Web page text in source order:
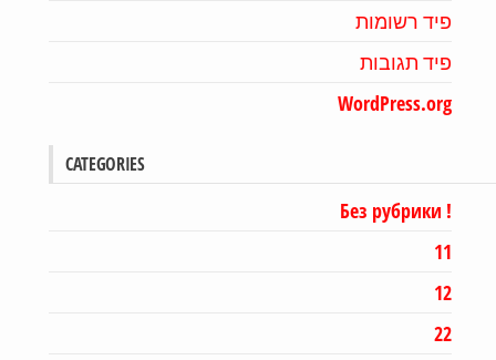
פיד רשומות
פיד תגובות
WordPress.org
CATEGORIES
12
22